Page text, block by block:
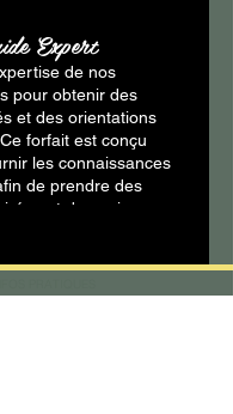
Expert
de nos
pour obtenir des
et des orientations
forfait est conçu
les connaissances
de prendre des
et de naviguer
complexes.
de qualité.